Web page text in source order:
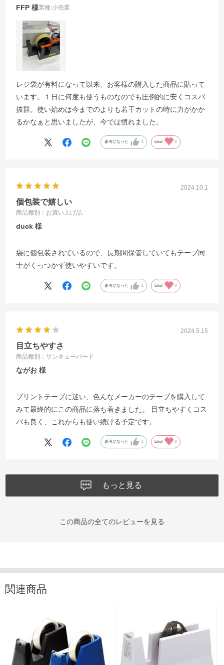
FFP 業種:小売業
レジ袋が有料になって以来、お客様の購入した商品に貼って
います。１日に何度も使うものなのでも圧倒的に安くコスパ
抜群。使い始めは今までのよりも若干カットの時に力がかか
るかなぁと思いましたが、今では慣れました。
参考になった 1 Like! 0
2024.10.1
個包装で嬉しい
商品種別：お買い上げ品
duck
袋に個包装されているので、長期間保管していてもテープ同
士がくっつかず使いやすいです。
参考になった 1 Like! 0
2024.5.15
目立ちやすさ
商品種別：サンキューバード
ながお
プリントテープに迷い、色んなメーカーのテープを購入して
みて最終的にこの商品に落ち着きました。 目立ちやすくコス
パも良く、これからも使い続ける予定です。
参考になった 1 Like! 0
もっと見る
この商品の全てのレビューを見る
関連商品